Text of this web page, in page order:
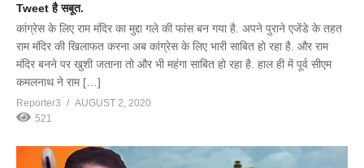
Tweet है सबूत.
कांग्रेस के लिए राम मंदिर का मुद्दा गले की फांस बन गया है. अपने पुराने एजेंडे के तहत
राम मंदिर की खिलाफत करना अब कांग्रेस के लिए भारी साबित हो रहा है. और राम
मंदिर बनने पर खुशी जताना तो और भी महंगा साबित हो रहा है. हाल ही में पूर्व सीएम
कमलनाथ ने राम […]
Reporter3
AUGUST 2, 2020
521